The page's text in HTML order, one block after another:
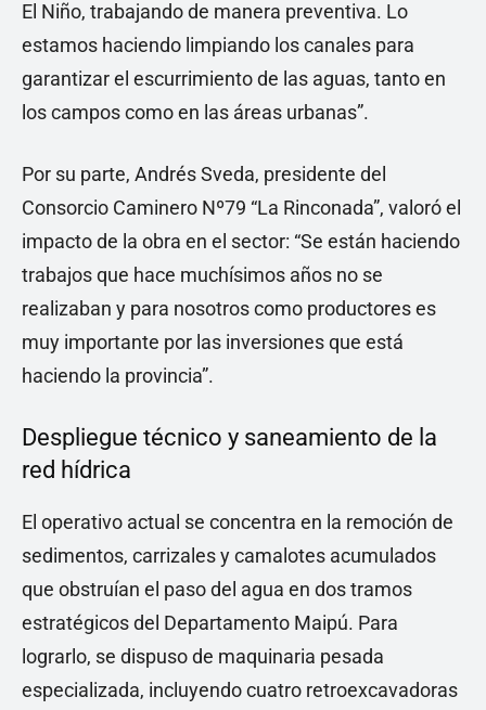
El Niño, trabajando de manera preventiva. Lo
estamos haciendo limpiando los canales para
garantizar el escurrimiento de las aguas, tanto en
los campos como en las áreas urbanas”.
Por su parte, Andrés Sveda, presidente del
Consorcio Caminero Nº79 “La Rinconada”, valoró el
impacto de la obra en el sector: “Se están haciendo
trabajos que hace muchísimos años no se
realizaban y para nosotros como productores es
muy importante por las inversiones que está
haciendo la provincia”.
Despliegue técnico y saneamiento de la
red hídrica
El operativo actual se concentra en la remoción de
sedimentos, carrizales y camalotes acumulados
que obstruían el paso del agua en dos tramos
estratégicos del Departamento Maipú. Para
lograrlo, se dispuso de maquinaria pesada
especializada, incluyendo cuatro retroexcavadoras